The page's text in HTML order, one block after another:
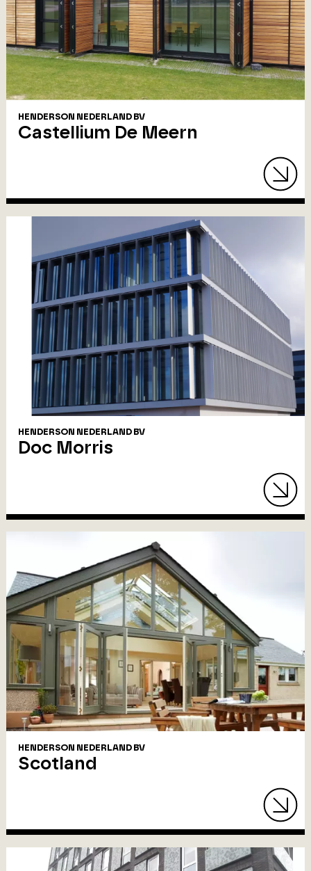
HENDERSON NEDERLAND BV
Castellium De Meern
HENDERSON NEDERLAND BV
Doc Morris
HENDERSON NEDERLAND BV
Scotland